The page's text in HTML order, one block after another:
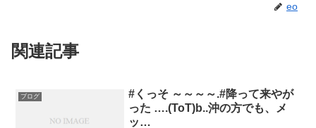
eo
関連記事
ブログ
#くっそ ～～～～.#降って来やが
った ….(ToT)b..沖の方でも、メ
ッ…